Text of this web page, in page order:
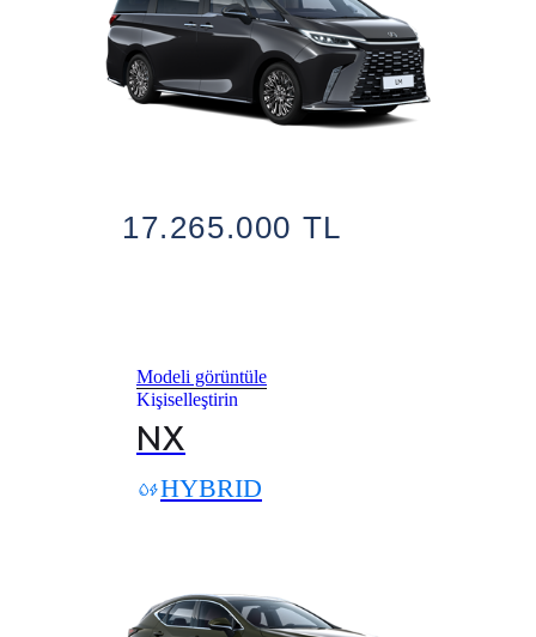
17.265.000 TL
Modeli görüntüle
Kişiselleştirin
NX
HYBRID